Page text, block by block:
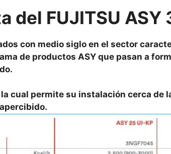
del FUJITSU ASY
con medio siglo en el sector
de productos ASY que pasan a
cual permite su instalación cerca de